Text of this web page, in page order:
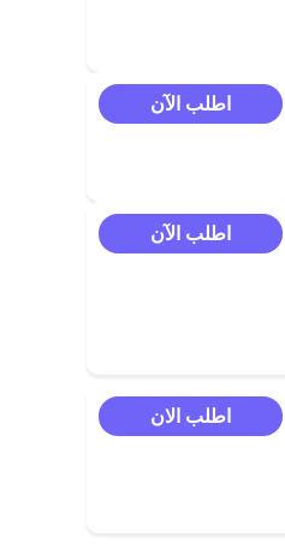
اطلب الآن
اطلب الآن
اطلب الان